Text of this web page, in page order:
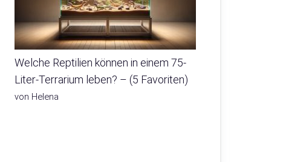
Welche Reptilien können in einem 75-
Liter-Terrarium leben? – (5 Favoriten)
von Helena